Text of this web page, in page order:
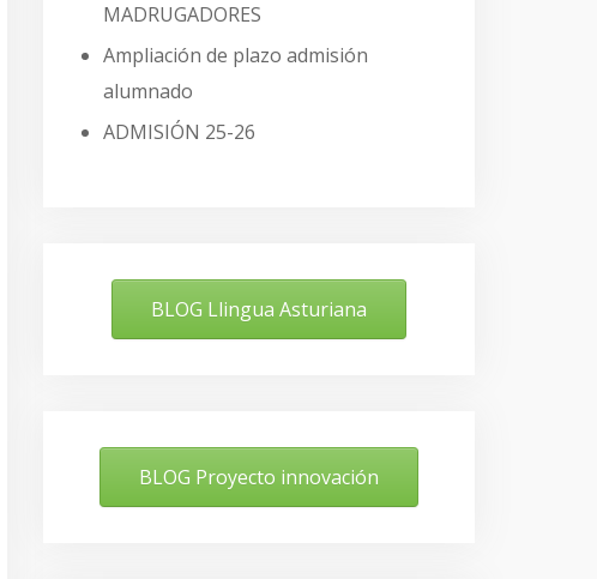
MADRUGADORES
Ampliación de plazo admisión
alumnado
ADMISIÓN 25-26
BLOG Llingua Asturiana
BLOG Proyecto innovación